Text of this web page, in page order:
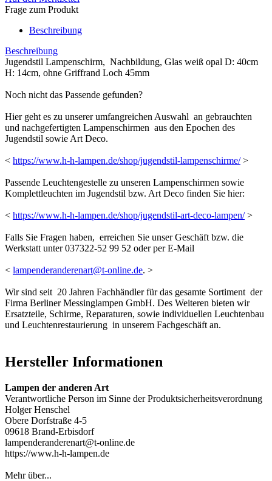
Frage zum Produkt
Beschreibung
Beschreibung
Jugendstil Lampenschirm, Nachbildung, Glas weiß opal D: 40cm
H: 14cm, ohne Griffrand Loch 45mm
Noch nicht das Passende gefunden?
Hier geht es zu unserer umfangreichen Auswahl an gebrauchten
und nachgefertigten Lampenschirmen aus den Epochen des
Jugendstil sowie Art Deco.
< https://www.h-h-lampen.de/shop/jugendstil-lampenschirme/>
Passende Leuchtengestelle zu unseren Lampenschirmen sowie
Komplettleuchten im Jugendstil bzw. Art Deco finden Sie hier:
< https://www.h-h-lampen.de/shop/jugendstil-art-deco-lampen/>
Falls Sie Fragen haben, erreichen Sie unser Geschäft bzw. die
Werkstatt unter 037322-52 99 52 oder per E-Mail
< lampenderanderenart@t-online.de. >
Wir sind seit 20 Jahren Fachhändler für das gesamte Sortiment der
Firma Berliner Messinglampen GmbH. Des Weiteren bieten wir
Ersatzteile, Schirme, Reparaturen, sowie individuellen Leuchtenbau
und Leuchtenrestaurierung in unserem Fachgeschäft an.
Hersteller Informationen
Lampen der anderen Art
Verantwortliche Person im Sinne der Produktsicherheitsverordnung
Holger Henschel
Obere Dorfstraße 4-5
09618 Brand-Erbisdorf
lampenderanderenart@t-online.de
https://www.h-h-lampen.de
Mehr über...